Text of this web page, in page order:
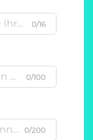
0/16
0/100
0/200